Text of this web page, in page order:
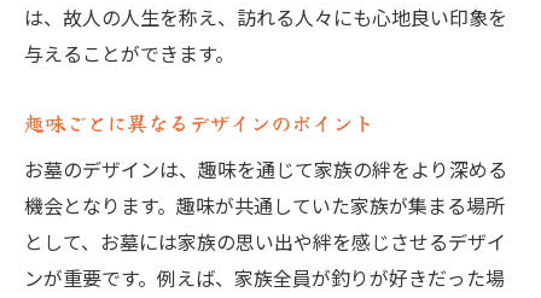
は、故人の人生を称え、訪れる人々にも心地良い印象を
与えることができます。
趣味ごとに異なるデザインのポイント
お墓のデザインは、趣味を通じて家族の絆をより深める
機会となります。趣味が共通していた家族が集まる場所
として、お墓には家族の思い出や絆を感じさせるデザイ
ンが重要です。例えば、家族全員が釣りが好きだった場